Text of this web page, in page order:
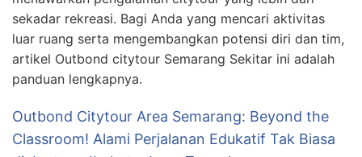
sekadar rekreasi. Bagi Anda yang mencari aktivitas
luar ruang serta mengembangkan potensi diri dan tim,
artikel Outbond citytour Semarang Sekitar ini adalah
panduan lengkapnya.
Outbond Citytour Area Semarang: Beyond the
Classroom! Alami Perjalanan Edukatif Tak Biasa